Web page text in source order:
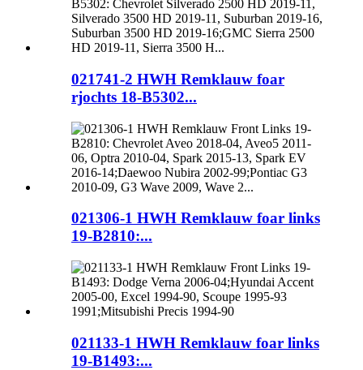
021741-2 HWH Remklauw foar
rjochts 18-B5302...
021306-1 HWH Remklauw foar links
19-B2810:...
021133-1 HWH Remklauw foar links
19-B1493:...